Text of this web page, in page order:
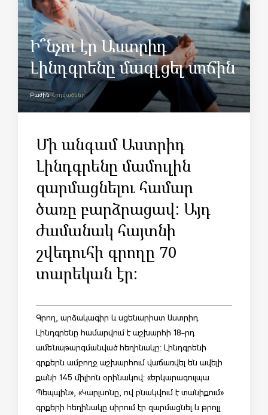
Ի՞նչու էր Աստրիդ
Լինդգրենը մագլցել սոճին
ԲաժինՀոդվածներ
Մի անգամ Աստրիդ
Լինդգրենը մամուլին
զարմացնելու համար
ծառը բարձրացավ: Այդ
ժամանակ հայտնի
շվեդուհի գրողը 70
տարեկան էր:
Գրող, արձակագիր և սցենարիստ Աստրիդ
Լինդգրենը համարվում է աշխարհի 18-րդ
ամենաթարգմանված հեղինակը: Լինդգրենի
գրքերն ամբողջ աշխարհում վաճառվել են ավելի
քանի 145 միլիոն օրինակով: «Երկարագուլպա
Պեպպին», «Կարլսոնը, ով բնակվում է տանիքում»
գրքերի հեղինակը սիրում էր զարմացնել և թրոլլ